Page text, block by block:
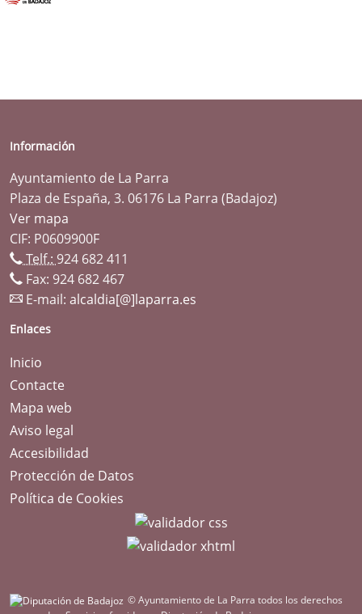
Información
Ayuntamiento de La Parra
Plaza de España, 3. 06176 La Parra (Badajoz)
Ver mapa
CIF: P0609900F
Telf.: 924 682 411
Fax: 924 682 467
E-mail: alcaldia[@]laparra.es
Enlaces
Inicio
Contacte
Mapa web
Aviso legal
Accesibilidad
Protección de Datos
Política de Cookies
© Ayuntamiento de La Parra todos los derechos